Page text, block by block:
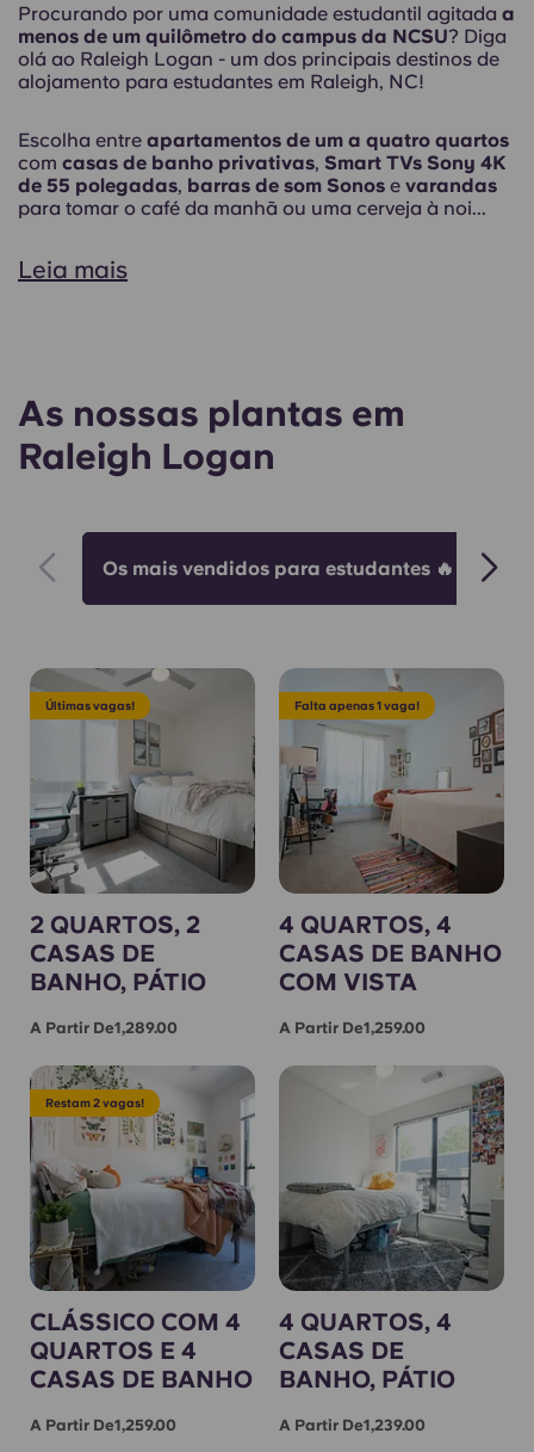
Procurando por uma comunidade estudantil agitada a
menos de um quilômetro do campus da NCSU? Diga
olá ao Raleigh Logan - um dos principais destinos de
alojamento para estudantes em Raleigh, NC!
Escolha entre apartamentos de um a quatro quartos
com casas de banho privativas, Smart TVs Sony 4K
de 55 polegadas, barras de som Sonos e varandas
para tomar o café da manhã ou uma cerveja à noi...
Leia mais
As nossas plantas em
Raleigh Logan
Os mais vendidos para estudantes 🔥
Últimas vagas!
2 QUARTOS, 2
CASAS DE
BANHO, PÁTIO
A Partir De1,289.00
Falta apenas 1 vaga!
4 QUARTOS, 4
CASAS DE BANHO
COM VISTA
A Partir De1,259.00
Restam 2 vagas!
CLÁSSICO COM 4
QUARTOS E 4
CASAS DE BANHO
A Partir De1,259.00
4 QUARTOS, 4
CASAS DE
BANHO, PÁTIO
A Partir De1,239.00